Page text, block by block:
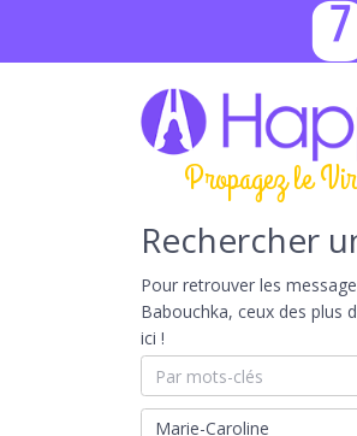
Propagez le
Rechercher
Pour retrouver les
Babouchka, ceux des plus
ici !